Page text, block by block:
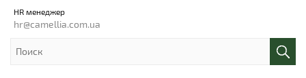
HR менеджер
hr@camellia.com.ua